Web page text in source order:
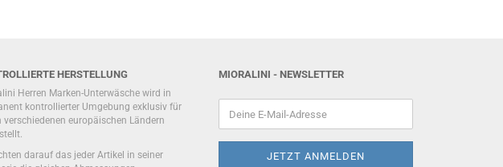
HERSTELLUNG
Herren Marken-Unterwäsche wird in
kontrollierter Umgebung exklusiv für
verschiedenen europäischen Ländern
darauf das jeder Artikel in seiner
MIORALINI - NEWSLETTER